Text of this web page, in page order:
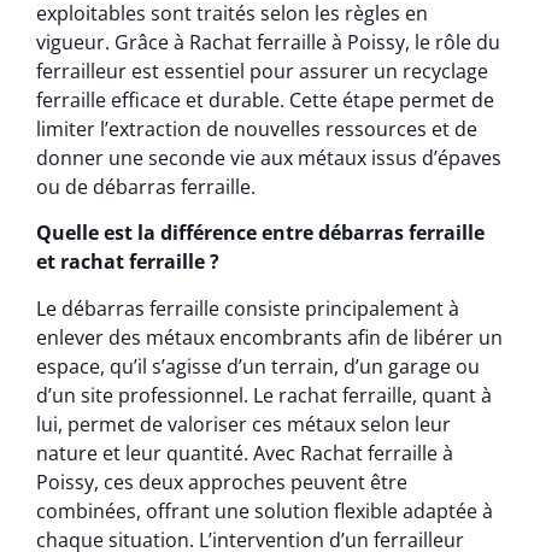
exploitables sont traités selon les règles en
vigueur. Grâce à Rachat ferraille à Poissy, le rôle du
ferrailleur est essentiel pour assurer un recyclage
ferraille efficace et durable. Cette étape permet de
limiter l’extraction de nouvelles ressources et de
donner une seconde vie aux métaux issus d’épaves
ou de débarras ferraille.
Quelle est la différence entre débarras ferraille
et rachat ferraille ?
Le débarras ferraille consiste principalement à
enlever des métaux encombrants afin de libérer un
espace, qu’il s’agisse d’un terrain, d’un garage ou
d’un site professionnel. Le rachat ferraille, quant à
lui, permet de valoriser ces métaux selon leur
nature et leur quantité. Avec Rachat ferraille à
Poissy, ces deux approches peuvent être
combinées, offrant une solution flexible adaptée à
chaque situation. L’intervention d’un ferrailleur